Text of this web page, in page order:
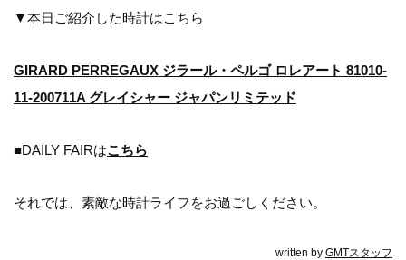
▼本日ご紹介した時計はこちら
GIRARD PERREGAUX ジラール・ペルゴ ロレアート 81010-
11-200711A グレイシャー ジャパンリミテッド
■DAILY FAIRはこちら
それでは、素敵な時計ライフをお過ごしください。
written by GMTスタッフ